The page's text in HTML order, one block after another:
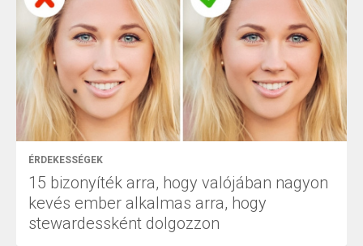
ÉRDEKESSÉGEK
15 bizonyíték arra, hogy valójában nagyon
kevés ember alkalmas arra, hogy
stewardessként dolgozzon